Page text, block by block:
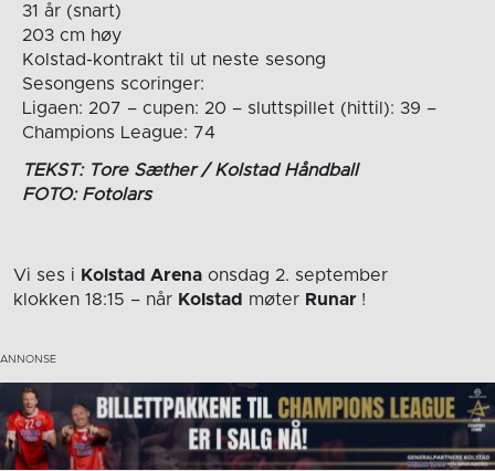
31 år (snart)
203 cm høy
Kolstad-kontrakt til ut neste sesong
Sesongens scoringer:
Ligaen: 207 – cupen: 20 – sluttspillet (hittil): 39 –
Champions League: 74
TEKST: Tore Sæther / Kolstad Håndball
FOTO: Fotolars
Vi ses i Kolstad Arena onsdag 2. september
klokken 18:15 – når Kolstad møter Runar !